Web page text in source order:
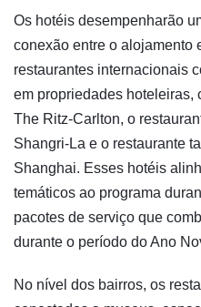
Os hotéis desempenharão
conexão entre o alojamento
restaurantes internacionais
em propriedades hoteleiras,
The Ritz-Carlton, o
Shangri-La e o restaurante
Shanghai. Esses hotéis
temáticos ao programa
pacotes de serviço que
durante o período do Ano
No nível dos bairros, os